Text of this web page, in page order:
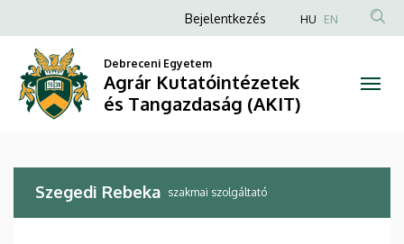
Rebeka
Agrár
Kutatóintézetek
a
tartalomra
Anonim
fiók
menüje
Bejelentkezés HU EN
Debreceni Egyetem
Agrár Kutatóintézetek
és Tangazdaság (AKIT)
Szegedi Rebeka szakmai szolgáltató